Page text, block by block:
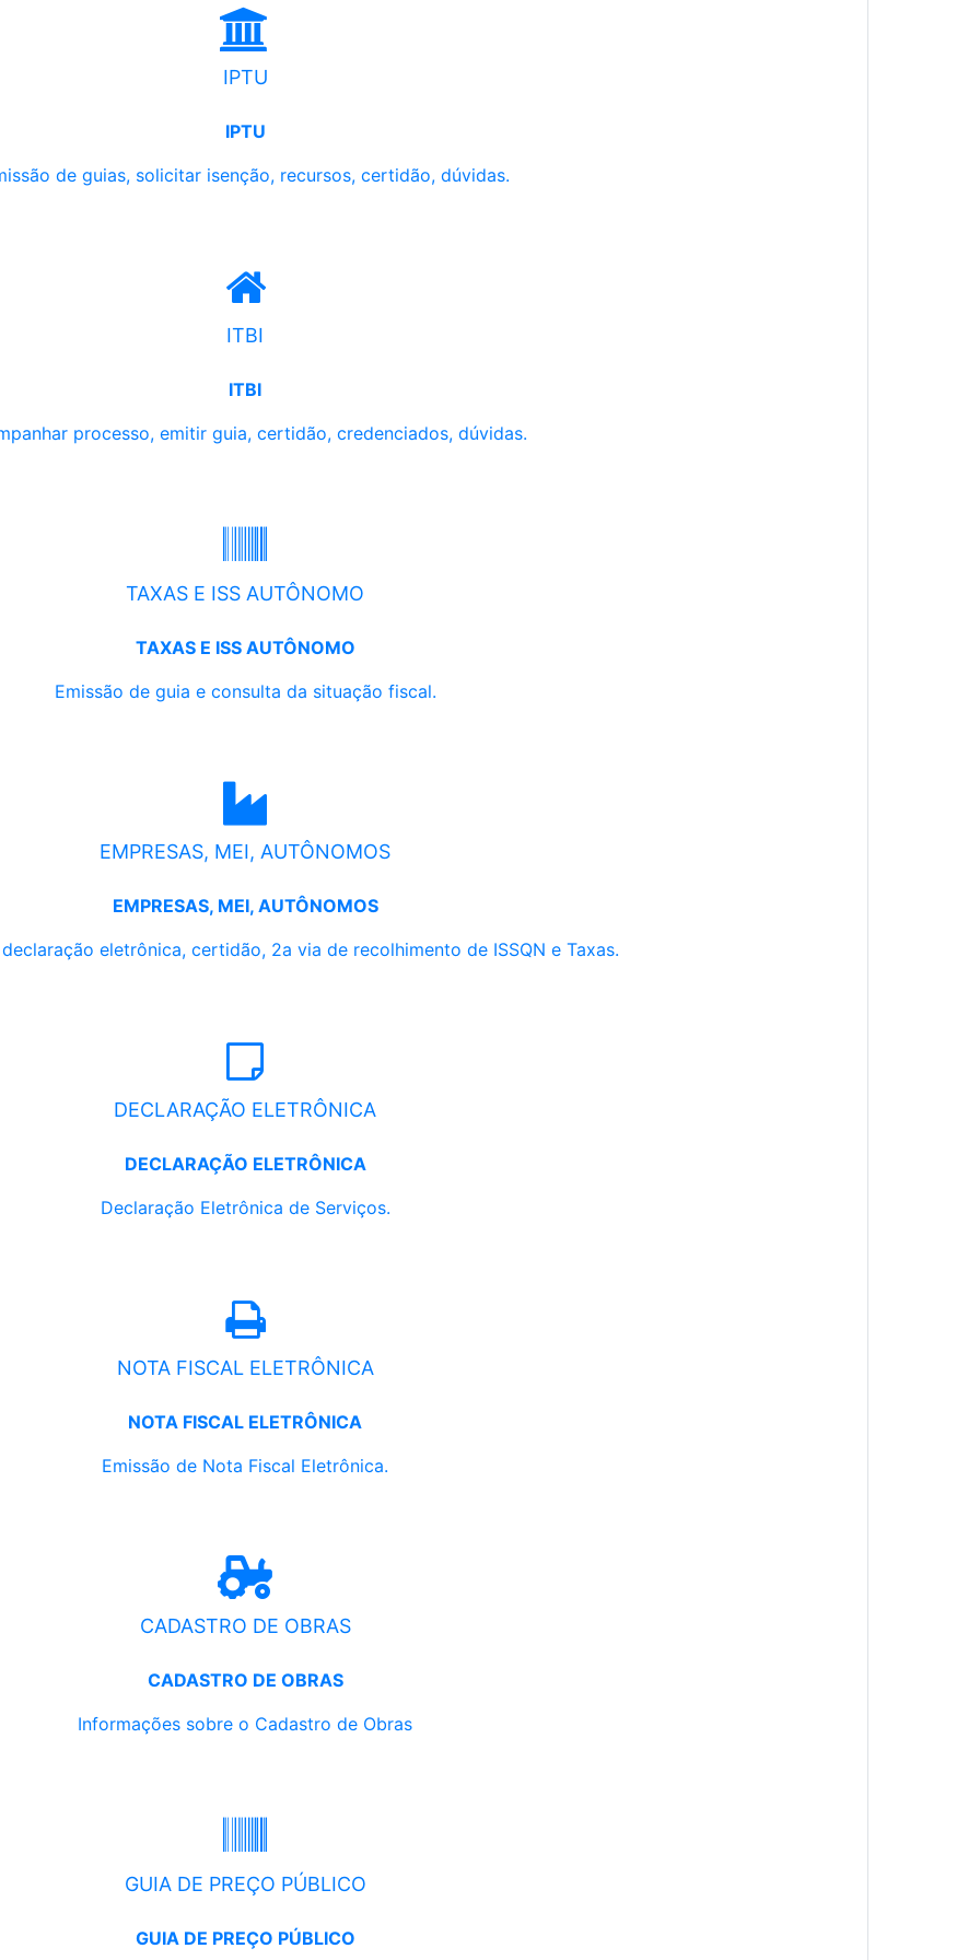
IPTU
IPTU
de guias, solicitar isenção, recursos, certidão, dúvidas.
ITBI
ITBI
processo, emitir guia, certidão, credenciados, dúvidas.
TAXAS E ISS AUTÔNOMO
TAXAS E ISS AUTÔNOMO
Emissão de guia e consulta da situação fiscal.
EMPRESAS, MEI, AUTÔNOMOS
EMPRESAS, MEI, AUTÔNOMOS
eletrônica, certidão, 2a via de recolhimento de ISSQN e Taxas.
DECLARAÇÃO ELETRÔNICA
DECLARAÇÃO ELETRÔNICA
Declaração Eletrônica de Serviços.
NOTA FISCAL ELETRÔNICA
NOTA FISCAL ELETRÔNICA
Emissão de Nota Fiscal Eletrônica.
CADASTRO DE OBRAS
CADASTRO DE OBRAS
Informações sobre o Cadastro de Obras
GUIA DE PREÇO PÚBLICO
GUIA DE PREÇO PÚBLICO